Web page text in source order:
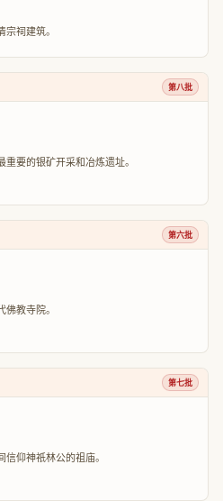
祠建筑。
第八批
要的银矿开采和冶炼遗址。
第六批
教寺院。
第七批
仰神祇林公的祖庙。